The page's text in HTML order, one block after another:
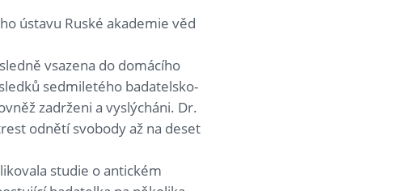
ústavu Ruské akademie věd
vsazena do domácího
sedmiletého badatelsko-
zadrženi a vyslýcháni. Dr.
odnětí svobody až na deset
studie o antickém